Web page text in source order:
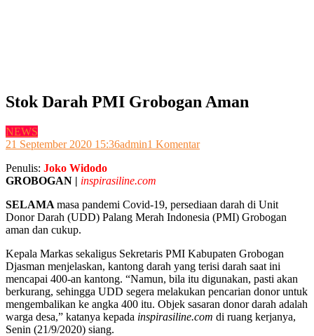
Stok Darah PMI Grobogan Aman
NEWS
21 September 2020 15:36admin1 Komentarpada
Aman
Penulis: Joko Widodo
GROBOGAN | inspirasiline.com
SELAMA masa pandemi Covid-19, persediaan darah di Unit
Donor Darah (UDD) Palang Merah Indonesia (PMI) Grobogan
aman dan cukup.
Kepala Markas sekaligus Sekretaris PMI Kabupaten Grobogan
Djasman menjelaskan, kantong darah yang terisi darah saat ini
mencapai 400-an kantong. “Namun, bila itu digunakan, pasti akan
berkurang, sehingga UDD segera melakukan pencarian donor untuk
mengembalikan ke angka 400 itu. Objek sasaran donor darah adalah
warga desa,” katanya kepada inspirasiline.com di ruang kerjanya,
Senin (21/9/2020) siang.